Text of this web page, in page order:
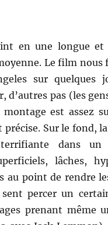
en une longue et
Le film
sur quelques
d’autres pas (les
est assez
Sur le fond,
terrifiante dans
lâches,
au point de rendre
percer un
prenant même